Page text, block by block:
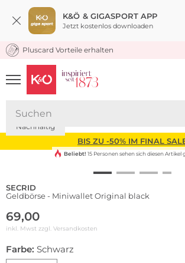
K&Ö & GIGASPORT APP
Jetzt kostenlos downloaden
KOSTENLOSER VERSAND* &
Pluscard Vorteile erhalten
UNSERE APP
CLICK &
BIS ZU -50% IM FINAL
Nachhaltig
Beliebt! 15 Personen sehen sich diesen Artikel
SECRID
Geldbörse - Miniwallet Original black
69,00
inkl. Mwst zzgl. Versandkosten
Farbe: Schwarz